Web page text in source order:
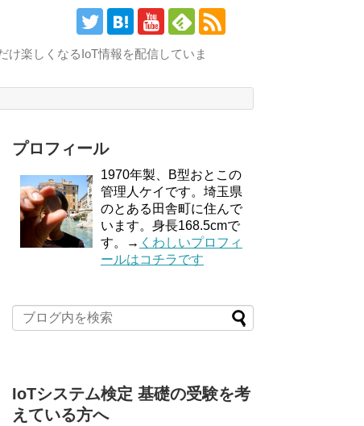
け楽しくなるIoT情報を配信していま
プロフィール
1970年製、B型おとこの
管理人ケイです。埼玉県
のとある田舎町に住んで
います。身長168.5cmで
す。→ くわしいプロフィ
ールはコチラです
IoTシステム検定 基礎の受験を考
えている方へ